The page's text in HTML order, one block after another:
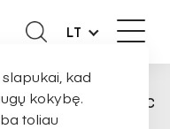
LT
KONKURSAI
kad
kokybę.
toliau